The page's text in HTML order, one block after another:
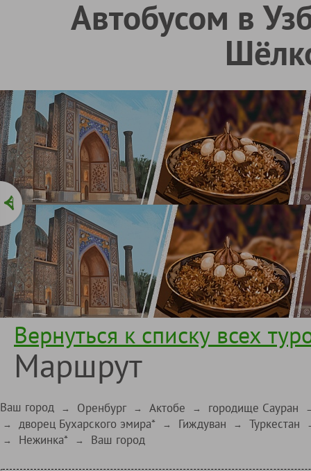
Автобусом в
Вернуться к списку всех
Маршрут
Ваш город → Оренбург → Актобе → городище Сауран
→
дворец Бухарского эмира* → Гиждуван → Туркестан
→
Нежинка* → Ваш город